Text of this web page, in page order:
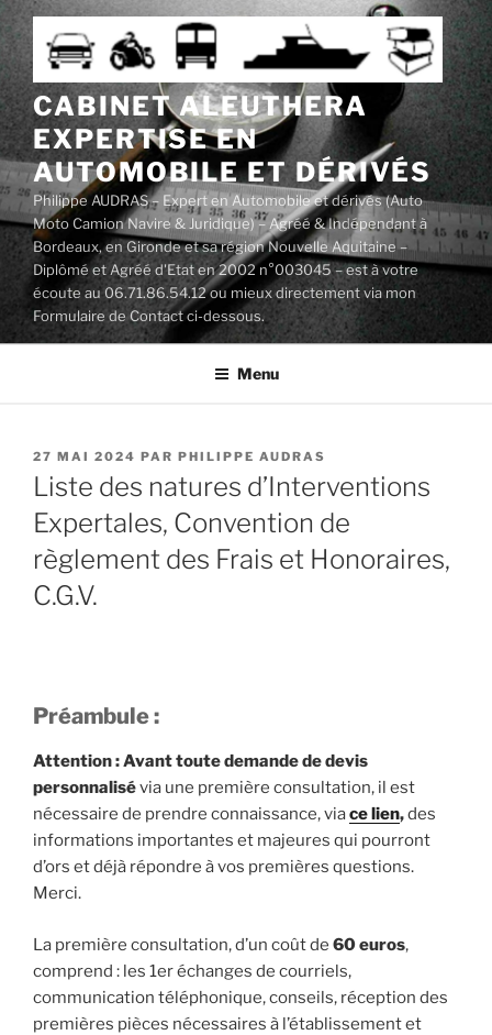
Aller
au
contenu
principalCABINET ALEUTHERA
EXPERTISE EN
AUTOMOBILE ET DÉRIVÉS
Philippe AUDRAS – Expert en Automobile et dérivés (Auto
Moto Camion Navire & Juridique) – Agréé & Indépendant à
Bordeaux, en Gironde et sa région Nouvelle Aquitaine –
Diplômé et Agréé d'Etat en 2002 n°003045 – est à votre
écoute au 06.71.86.54.12 ou mieux directement via mon
Formulaire de Contact ci-dessous.
Menu
PUBLIÉ
LE
27 MAI 2024 PAR PHILIPPE AUDRAS
Liste des natures d’Interventions
Expertales, Convention de
règlement des Frais et Honoraires,
C.G.V.
Préambule :
Attention : Avant toute demande de devis
personnalisévia une première consultation, il est
nécessaire de prendre connaissance, viace lien,des
informations importantes et majeures qui pourront
d’ors et déjà répondre à vos premières questions.
Merci.
La première consultation, d’un coût de 60 euros,
comprend : les 1er échanges de courriels,
communication téléphonique, conseils, réception des
premières pièces nécessaires à l’établissement et